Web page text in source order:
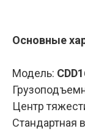
Основные
Модель:
Центр
Стандартная